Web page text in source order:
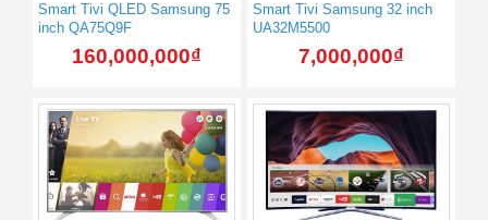
Smart Tivi QLED Samsung 75
inch QA75Q9F
160,000,000₫
Smart Tivi Samsung 32 inch
UA32M5500
7,000,000₫